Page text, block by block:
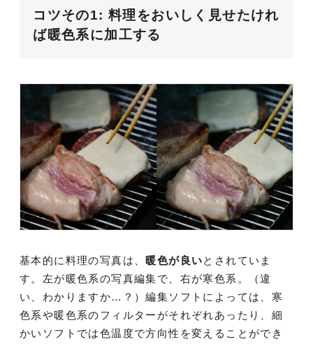
コツその1: 料理をおいしく見せたけれ
ば暖色系に加工する
基本的に料理の写真は、 暖色が良いとされていま
す。左が暖色系の写真編集で、右が寒色系。（違
い、わかりますか…？）編集ソフトによっては、寒
色系や暖色系のフィルターがそれぞれあったり、細
かいソフトでは色温度で方向性を変えることができ